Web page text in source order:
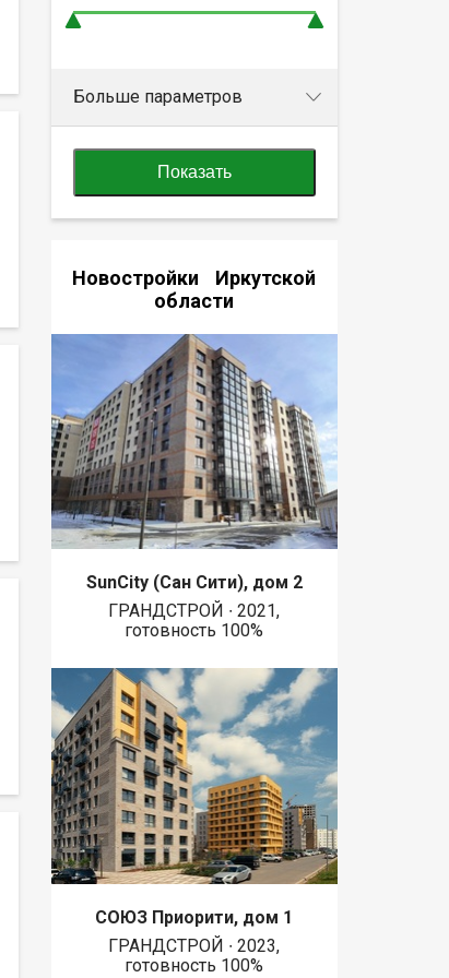
Больше параметров
Показать
Новостройки Иркутской
области
SunCity (Сан Сити), дом 2
ГРАНДСТРОЙ ∙ 2021,
готовность 100%
СОЮЗ Приорити, дом 1
ГРАНДСТРОЙ ∙ 2023,
готовность 100%